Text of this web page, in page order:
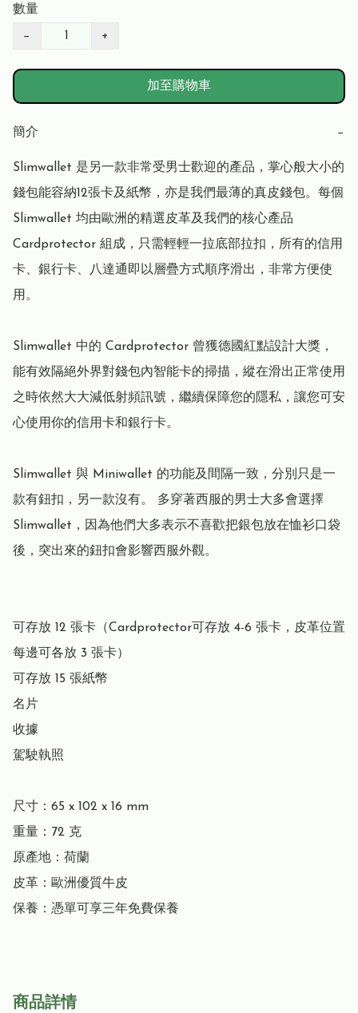
數量
− +
加至購物車
簡介 −
Slimwallet 是另一款非常受男士歡迎的產品，掌心般大小的
錢包能容納12張卡及紙幣，亦是我們最薄的真皮錢包。每個
Slimwallet 均由歐洲的精選皮革及我們的核心產品
Cardprotector 組成，只需輕輕一拉底部拉扣，所有的信用
卡、銀行卡、八達通即以層疊方式順序滑出，非常方便使
用。
Slimwallet 中的 Cardprotector 曾獲德國紅點設計大獎，
能有效隔絕外界對錢包內智能卡的掃描，縱在滑出正常使用
之時依然大大減低射頻訊號，繼續保障您的隱私，讓您可安
心使用你的信用卡和銀行卡。
Slimwallet 與 Miniwallet 的功能及間隔一致，分別只是一
款有鈕扣，另一款沒有。 多穿著西服的男士大多會選擇
Slimwallet，因為他們大多表示不喜歡把銀包放在恤衫口袋
後，突出來的鈕扣會影響西服外觀。
可存放 12 張卡（Cardprotector可存放 4-6 張卡，皮革位置
每邊可各放 3 張卡）
可存放 15 張紙幣
名片
收據
駕駛執照
尺寸：65 x 102 x 16 mm
重量：72 克
原產地：荷蘭
皮革：歐洲優質牛皮
保養：憑單可享三年免費保養
商品詳情